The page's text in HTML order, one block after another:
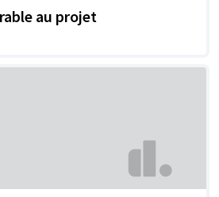
au projet